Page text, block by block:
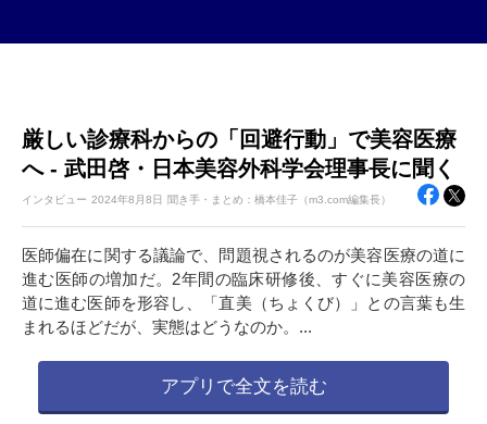
厳しい診療科からの「回避行動」で美容医療
へ - 武田啓・日本美容外科学会理事長に聞く
インタビュー 2024年8月8日 聞き手・まとめ：橋本佳子（m3.com編集長）
医師偏在に関する議論で、問題視されるのが美容医療の道に
進む医師の増加だ。2年間の臨床研修後、すぐに美容医療の
道に進む医師を形容し、「直美（ちょくび）」との言葉も生
まれるほどだが、実態はどうなのか。...
アプリで全文を読む